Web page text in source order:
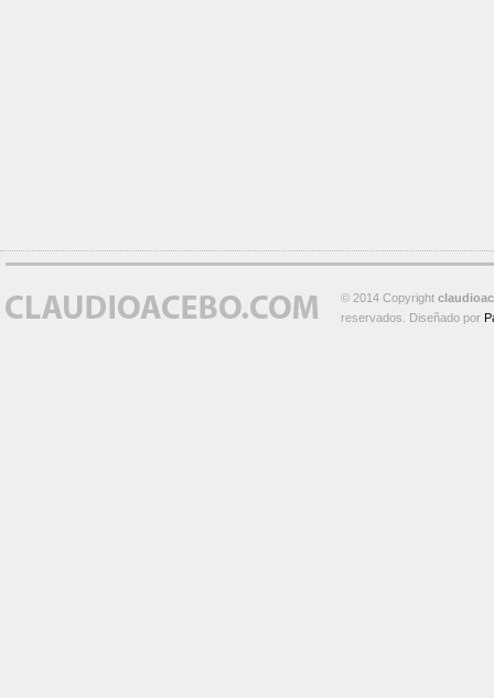
© 2014 Copyright
reservados. Diseñado por